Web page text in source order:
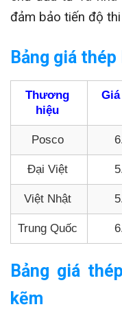
đảm bảo tiến độ
Bảng giá
Thương
hiệu
Posco
Đại Việt
Việt Nhật
Trung Quốc
Bảng giá
kẽm